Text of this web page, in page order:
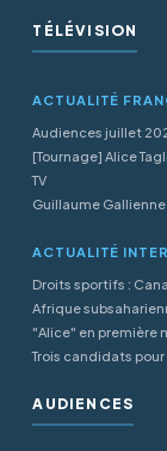
TÉLÉVISION
ACTUALITÉ
Audiences juillet
[Tournage] Alice
TV
Guillaume
ACTUALITÉ
Droits sportifs :
Afrique
"Alice" en première
Trois candidats
AUDIENCES